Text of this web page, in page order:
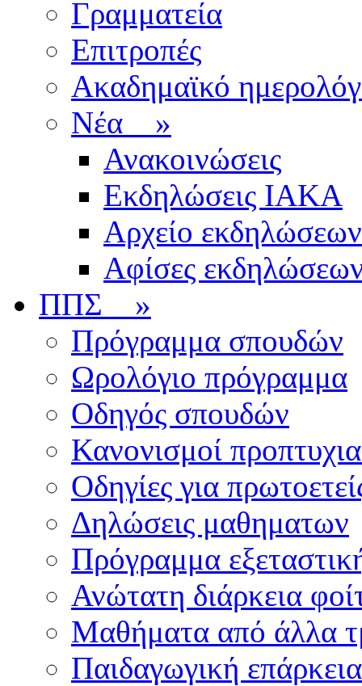
Γραμματεία
Επιτροπές
Ακαδημαϊκό
Νέα »
Ανακοινώσεις
Εκδηλώσεις ΙΑΚΑ
Αρχείο εκδηλώσεων
Αφίσες
ΠΠΣ »
Πρόγραμμα σπουδών
Ωρολόγιο πρόγραμμα
Οδηγός σπουδών
Κανονισμοί
Οδηγίες για
Δηλώσεις μαθηματων
Πρόγραμμα
Ανώτατη διάρκεια
Μαθήματα από άλλα
Παιδαγωγική επάρκεια